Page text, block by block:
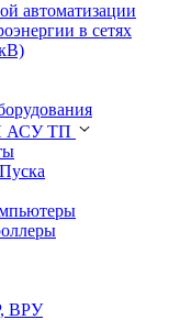
автоматизации
в сетях
АСУ ТП
ВРУ